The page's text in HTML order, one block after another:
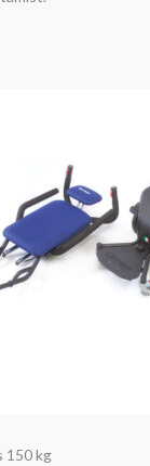
150 kg